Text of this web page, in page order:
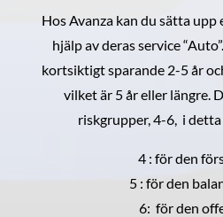
Hos Avanza kan du sätta
hjälp av deras service
kortsiktigt sparande 2-5 år
vilket är 5 år eller längre.
riskgrupper, 4-6, i
4 : för den
5 : för den
6: för den